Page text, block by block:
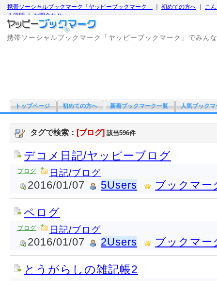
携帯ソーシャルブックマーク「ヤッピーブックマーク」 初めての方へ
こ
る質問｜お問合わせ
携帯ソーシャルブックマーク「ヤッピーブックマーク」でみん
トップページ 初めての方へ 新着ブックマーク一覧 人気ブックマ
タグで検索： [ブログ] 該当596件
デコメ日記/ヤッピーブログ
ブログ 日記/ブログ
2016/01/07 5Users ブックマー
ペログ
ブログ 日記/ブログ
2016/01/07 2Users ブックマー
とうがらしの雑記帳2